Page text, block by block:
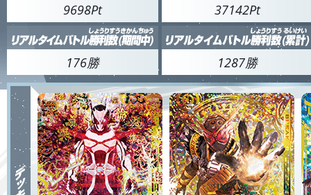
9698Pt 37142Pt
176勝 1287勝